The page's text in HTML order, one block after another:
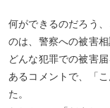
何ができるのだろう
のは、警察への被害相
どんな犯罪での被害届
あるコメントで、「
た。